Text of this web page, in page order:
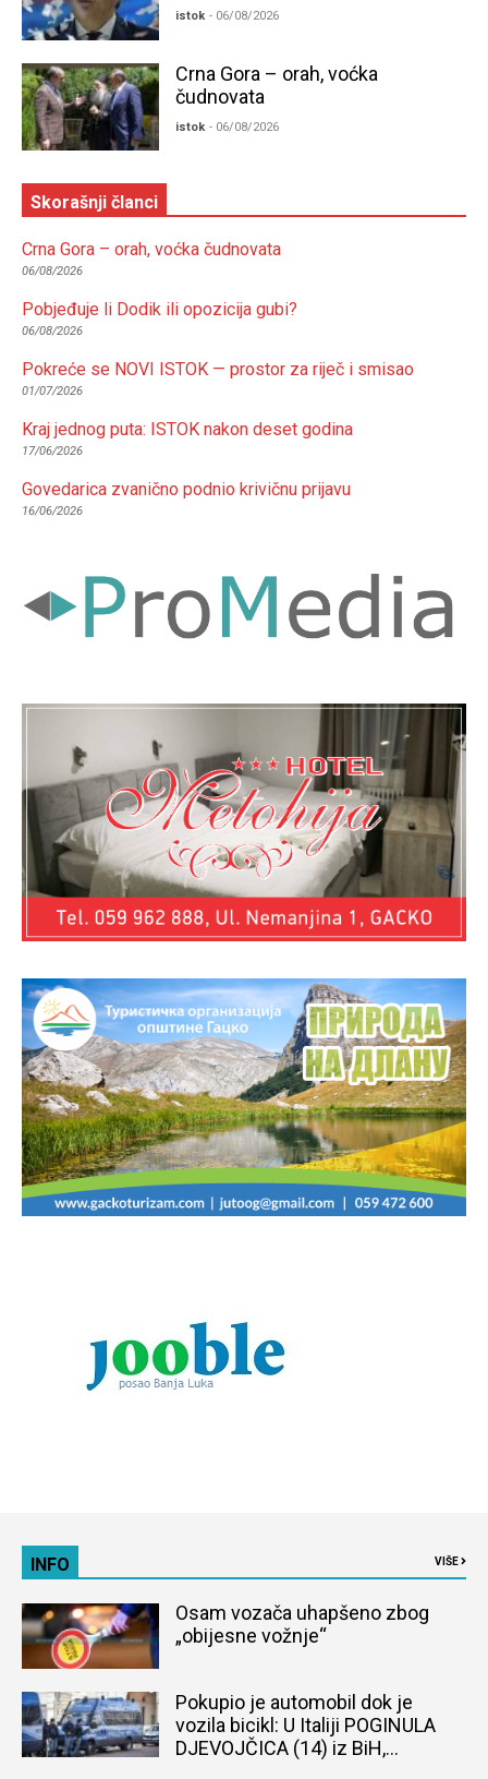
istok - 06/08/2026
Crna Gora – orah, voćka
čudnovata
istok - 06/08/2026
Skorašnji članci
Crna Gora – orah, voćka čudnovata
06/08/2026
Pobjeđuje li Dodik ili opozicija gubi?
06/08/2026
Pokreće se NOVI ISTOK — prostor za riječ i smisao
01/07/2026
Kraj jednog puta: ISTOK nakon deset godina
17/06/2026
Govedarica zvanično podnio krivičnu prijavu
16/06/2026
INFO VIŠE
Osam vozača uhapšeno zbog
„obijesne vožnje“
Pokupio je automobil dok je
vozila bicikl: U Italiji POGINULA
DJEVOJČICA (14) iz BiH,